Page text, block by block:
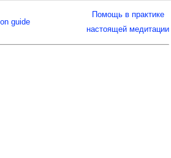
guide
Помощь в практике
настоящей медитации